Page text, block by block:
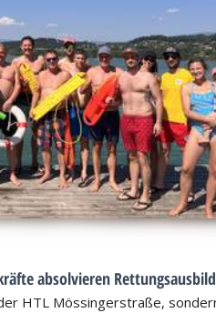
absolvieren
HTL Mössingerstraße,